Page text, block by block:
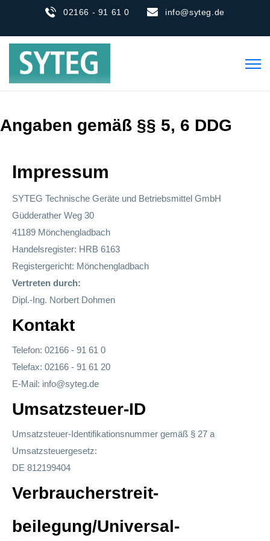
02166 - 91 61 0 info@syteg.de
Angaben gemäß §§ 5, 6 DDG
Impressum
SYTEG Technische Geräte und Betriebsmittel GmbH
Güdderather Weg 30
41189 Mönchengladbach
Handelsregister: HRB 6163
Registergericht: Mönchengladbach
Vertreten durch:
Dipl.-Ing. Norbert Dohmen
Kontakt
Telefon: 02166 - 91 61 0
Telefax: 02166 - 91 61 20
E-Mail: info@syteg.de
Umsatzsteuer-ID
Umsatzsteuer-Identifikationsnummer gemäß § 27 a
Umsatzsteuergesetz:
DE 812199404
Verbraucher­streit­
beilegung/Universal­